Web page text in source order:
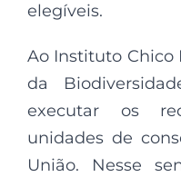
elegíveis.
Ao Instituto Chico
da
executar os
unidades de
União. Nesse